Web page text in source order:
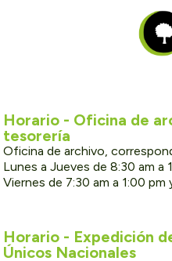
Horario - Oficina de
tesorería
Oficina de archivo,
Lunes a Jueves de 8:30 am a
Viernes de 7:30 am a 1:00
Horario - Expedición
Únicos Nacionales